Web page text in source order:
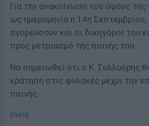
Για την ανακοίνωση του ύψους της
ως ημερομηνία η 14η
αγορεύσουν και οι δικηγόροι του
προς μετριασμό της ποινής του.
Να σημειωθεί ότι ο Κ. Συλλούρης
κράτηση στις φυλακές μέχρι την
ποινής.
[ΠΗΓΗ]